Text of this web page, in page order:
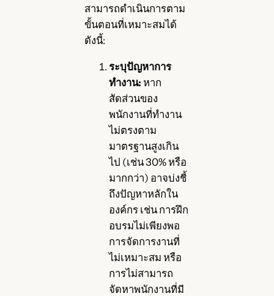
สามารถดำเนินการตาม
ขั้นตอนที่เหมาะสมได้
ดังนี้:
ระบุปัญหาการ
ทำงาน: หาก
สัดส่วนของ
พนักงานที่ทำงาน
ไม่ตรงตาม
มาตรฐานสูงเกิน
ไป (เช่น 30% หรือ
มากกว่า) อาจบ่งชี้
ถึงปัญหาหลักใน
องค์กร เช่น การฝึก
อบรมไม่เพียงพอ
การจัดการงานที่
ไม่เหมาะสม หรือ
การไม่สามารถ
จัดหาพนักงานที่มี